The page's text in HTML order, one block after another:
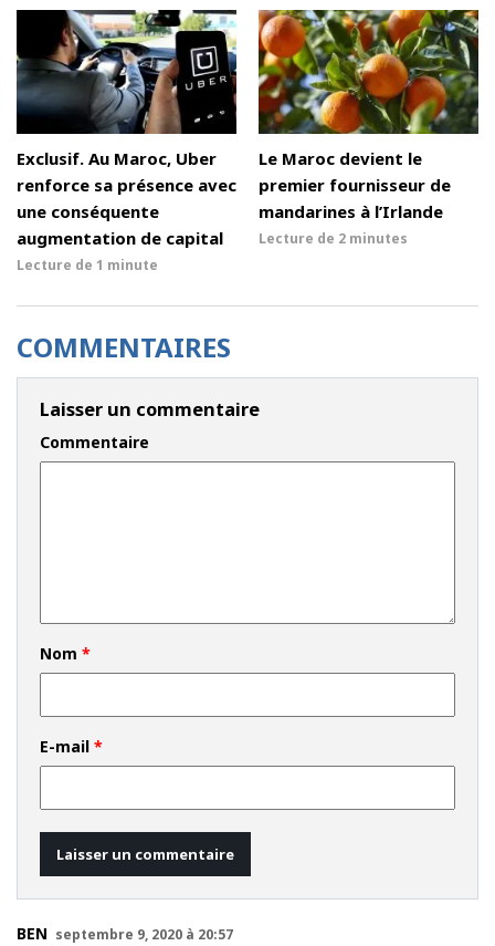
Exclusif. Au Maroc, Uber
renforce sa présence avec
une conséquente
augmentation de capital
Lecture de 1 minute
Le Maroc devient le
premier fournisseur de
mandarines à l’Irlande
Lecture de 2 minutes
COMMENTAIRES
Laisser un commentaire
Commentaire
Nom *
E-mail *
BEN septembre 9, 2020 à 20:57